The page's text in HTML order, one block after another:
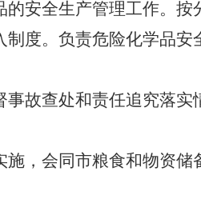
安全生产管理工作。按
度。负责危险化学品
故查处和责任追究落实
，会同市粮食和物资储